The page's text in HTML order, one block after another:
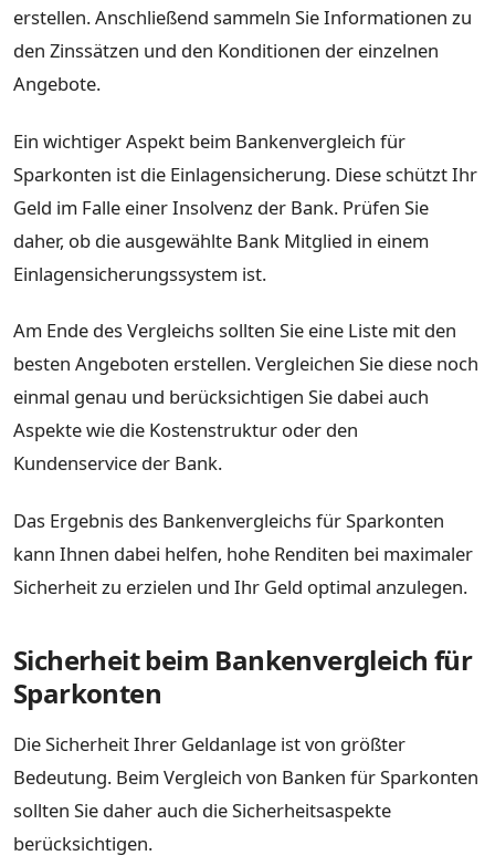
erstellen. Anschließend sammeln Sie Informationen zu
den Zinssätzen und den Konditionen der einzelnen
Angebote.
Ein wichtiger Aspekt beim Bankenvergleich für
Sparkonten ist die Einlagensicherung. Diese schützt Ihr
Geld im Falle einer Insolvenz der Bank. Prüfen Sie
daher, ob die ausgewählte Bank Mitglied in einem
Einlagensicherungssystem ist.
Am Ende des Vergleichs sollten Sie eine Liste mit den
besten Angeboten erstellen. Vergleichen Sie diese noch
einmal genau und berücksichtigen Sie dabei auch
Aspekte wie die Kostenstruktur oder den
Kundenservice der Bank.
Das Ergebnis des Bankenvergleichs für Sparkonten
kann Ihnen dabei helfen, hohe Renditen bei maximaler
Sicherheit zu erzielen und Ihr Geld optimal anzulegen.
Sicherheit beim Bankenvergleich für
Sparkonten
Die Sicherheit Ihrer Geldanlage ist von größter
Bedeutung. Beim Vergleich von Banken für Sparkonten
sollten Sie daher auch die Sicherheitsaspekte
berücksichtigen.